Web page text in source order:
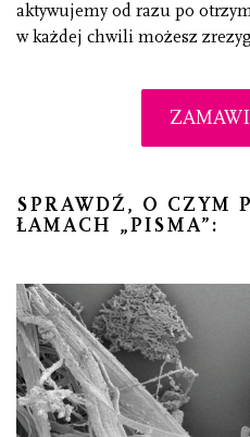
aktywujemy od razu po
w każdej chwili możesz
SPRAWDŹ, O CZYM
ŁAMACH „PISMA”: